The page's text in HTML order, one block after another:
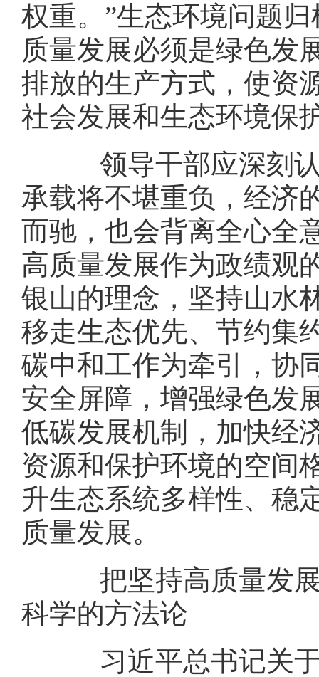
权重。”生态环境问题
质量发展必须是绿色发
排放的生产方式，使资
社会发展和生态环境保
领导干部应深刻认
承载将不堪重负，经济
而驰，也会背离全心全
高质量发展作为政绩观
银山的理念，坚持山水
移走生态优先、节约集
碳中和工作为牵引，协
安全屏障，增强绿色发
低碳发展机制，加快经
资源和保护环境的空间
升生态系统多样性、稳
质量发展。
把坚持高质量发展
科学的方法论
习近平总书记关于